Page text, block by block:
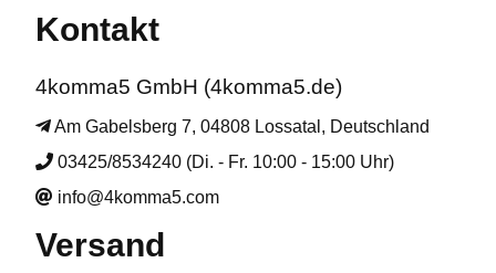
Kontakt
4komma5 GmbH (4komma5.de)
Am Gabelsberg 7, 04808 Lossatal, Deutschland
03425/8534240 (Di. - Fr. 10:00 - 15:00 Uhr)
info@4komma5.com
Versand